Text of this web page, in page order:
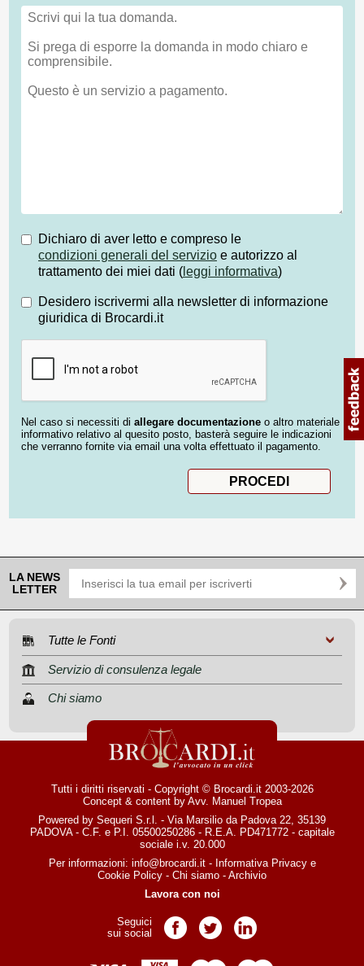
Dichiaro di aver letto e compreso le
condizioni generali del servizio e autorizzo al
trattamento dei miei dati ( leggi informativa)
Desidero iscrivermi alla newsletter di informazione
giuridica di Brocardi.it
Nel caso si necessiti di allegare documentazione o altro materiale
informativo relativo al quesito posto, basterà seguire le indicazioni
che verranno fornite via email una volta effettuato il pagamento.
LA NEWS
LETTER
Tutte le Fonti
Servizio di consulenza legale
Chi siamo
Tutti i diritti riservati - Copyright © Brocardi.it 2003-2026
Concept & content by Avv. Manuel Tropea
Powered by Sequeri S.r.l. - Via Marsilio da Padova 22, 35139
PADOVA - C.F. e P.I. 05500250286 - R.E.A. PD471772 - capitale
sociale i.v. 20.000
Per informazioni: info@brocardi.it- Informativa Privacye
Cookie Policy - Chi siamo - Archivio
Lavora con noi
Seguici
sui social
Pagina Facebook
Pagina TwitterPagina LinkedIn